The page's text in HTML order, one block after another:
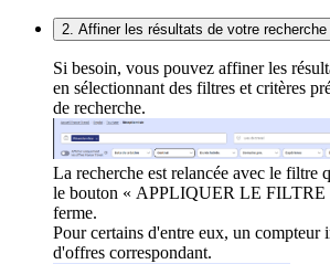
2. Affiner les résultats de votre recherche
Si besoin, vous pouvez affiner les
en sélectionnant des filtres et critères
de recherche.
La recherche est relancée avec le filtre
le bouton « APPLIQUER LE FILTRE
ferme.
Pour certains d'entre eux, un compteur
d'offres correspondant.